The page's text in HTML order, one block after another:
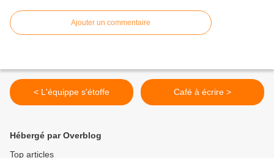
Ajouter un commentaire
< L'équippe s'étoffe Café à écrire >
Hébergé par Overblog
Top articles